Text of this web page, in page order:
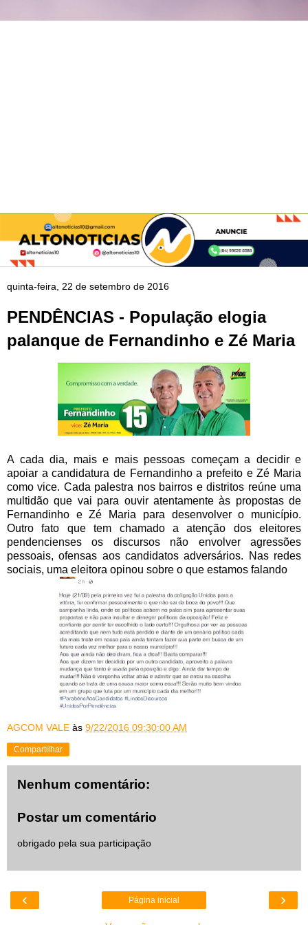
quinta-feira, 22 de setembro de 2016
PENDÊNCIAS - População elogia
palanque de Fernandinho e Zé Maria
A cada dia, mais e mais pessoas começam a decidir e
apoiar a candidatura de Fernandinho a prefeito e Zé Maria
como vice. Cada palestra nos bairros e distritos reúne uma
multidão que vai para ouvir atentamente às propostas de
Fernandinho e Zé Maria para desenvolver o município.
Outro fato que tem chamado a atenção dos eleitores
pendencienses os discursos não envolver agressões
pessoais, ofensas aos candidatos adversários. Nas redes
sociais, uma eleitora opinou sobre o que estamos falando
AGCOM VALE às 9/22/2016 09:30:00 AM
Compartilhar
Nenhum comentário:
Postar um comentário
obrigado pela sua participação
‹ ›
Página inicial